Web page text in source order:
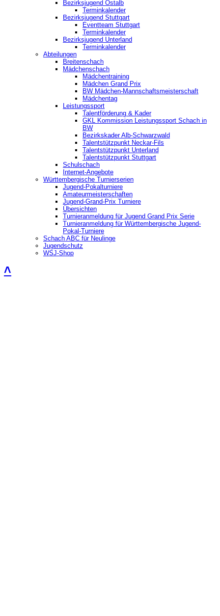
Bezirksjugend Ostalb
Terminkalender
Bezirksjugend Stuttgart
‎Eventteam Stuttgart
Terminkalender
Bezirksjugend Unterland
Terminkalender
Abteilungen
Breitenschach
Mädchenschach
Mädchentraining
Mädchen Grand Prix
BW Mädchen-Mannschaftsmeisterschaft
Mädchentag
Leistungssport
Talentförderung & Kader
GKL Kommission Leistungssport Schach in
BW
Bezirkskader Alb-Schwarzwald
Talentstützpunkt Neckar-Fils
Talentstützpunkt Unterland
Talentstützpunkt Stuttgart
Schulschach
Internet-Angebote
Württembergische Turnierserien
Jugend-Pokalturniere
Amateurmeisterschaften
Jugend-Grand-Prix Turniere
Übersichten
Turnieranmeldung für Jugend Grand Prix Serie
Turnieranmeldung für Württembergische Jugend-
Pokal-Turniere
Schach ABC für Neulinge
Jugendschutz
WSJ-Shop
˄